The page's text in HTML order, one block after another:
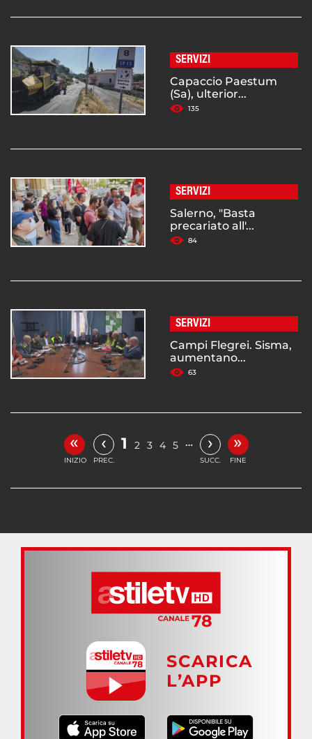
SERVIZI
Capaccio Paestum
(Sa), ulterior...
135
SERVIZI
Salerno, "Basta
precariato all'...
84
SERVIZI
Campi Flegrei. Sisma,
aumentano...
63
«
INIZIO
‹
PREC.
1 2 3 4 5 … ›
SUCC.
»
FINE
SCARICA
L’APP